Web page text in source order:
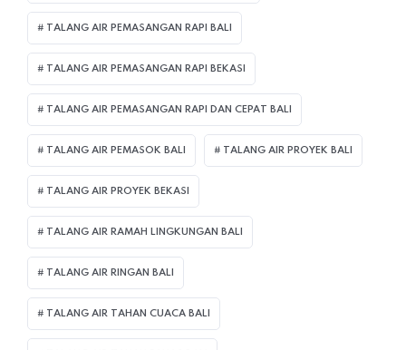
TALANG AIR PEMASANGAN RAPI BALI
TALANG AIR PEMASANGAN RAPI BEKASI
TALANG AIR PEMASANGAN RAPI DAN CEPAT BALI
TALANG AIR PEMASOK BALI TALANG AIR PROYEK BALI
TALANG AIR PROYEK BEKASI
TALANG AIR RAMAH LINGKUNGAN BALI
TALANG AIR RINGAN BALI
TALANG AIR TAHAN CUACA BALI